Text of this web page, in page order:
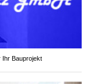
Ihr Bauprojekt